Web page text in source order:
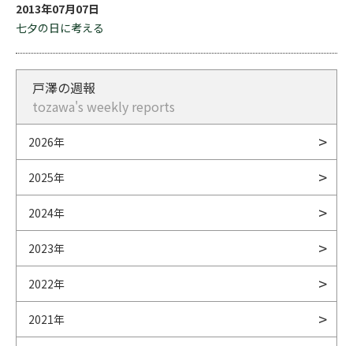
2013年07月07日
七夕の日に考える
戸澤の週報
tozawa's weekly reports
2026年
2025年
2024年
2023年
2022年
2021年